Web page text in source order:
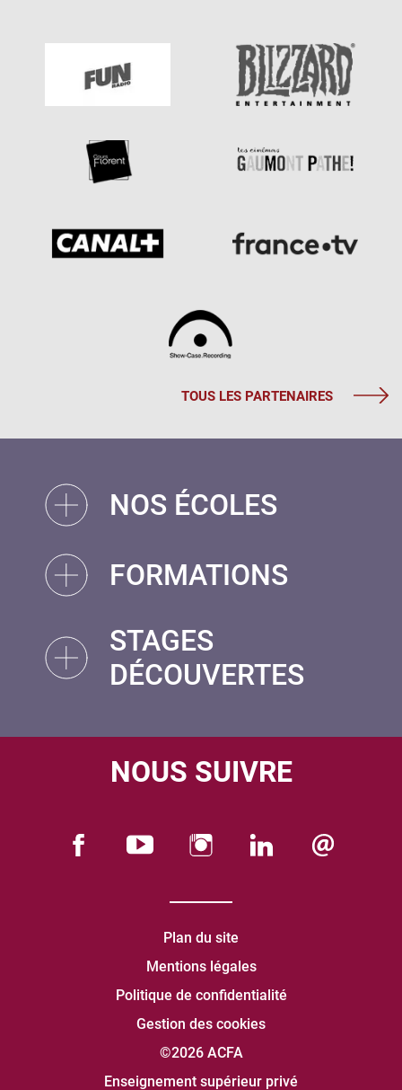
TOUS LES PARTENAIRES
NOS ÉCOLES
FORMATIONS
STAGES
DÉCOUVERTES
NOUS SUIVRE
Plan du site
Mentions légales
Politique de confidentialité
Gestion des cookies
©2026 ACFA
Enseignement supérieur privé